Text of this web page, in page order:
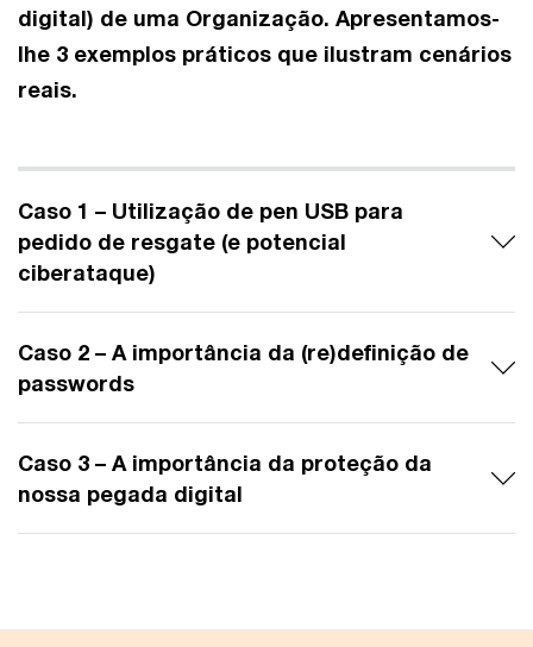
digital) de uma Organização. Apresentamos-
lhe 3 exemplos práticos que ilustram cenários
reais.
Caso 1 – Utilização de pen USB para
pedido de resgate (e potencial
ciberataque)
Caso 2 – A importância da (re)definição de
passwords
Caso 3 – A importância da proteção da
nossa pegada digital